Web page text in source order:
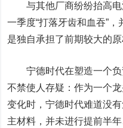
与其他厂商纷纷抬高电
一季度“打落牙齿和血吞”
是独自承担了前期较大的原
宁德时代在塑造一个负
不禁使人存疑：作为一个
变化时，宁德时代难道没
主材料，并未进行提前半